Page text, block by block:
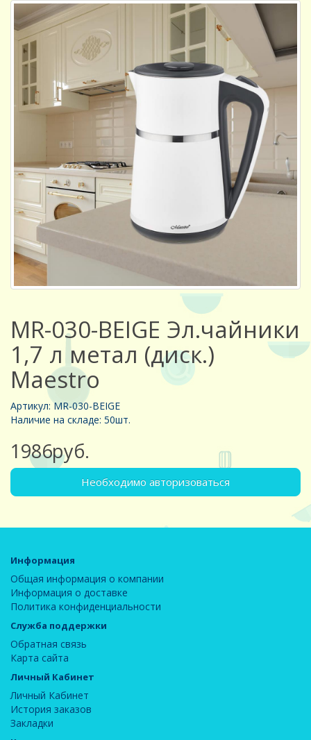
MR-030-BEIGE Эл.чайники
1,7 л метал (диск.)
Maestro
Артикул: MR-030-BEIGE
Наличие на складе: 50шт.
1986руб.
Необходимо авторизоваться
Информация
Общая информация о компании
Информация о доставке
Политика конфиденциальности
Служба поддержки
Обратная связь
Карта сайта
Личный Кабинет
Личный Кабинет
История заказов
Закладки